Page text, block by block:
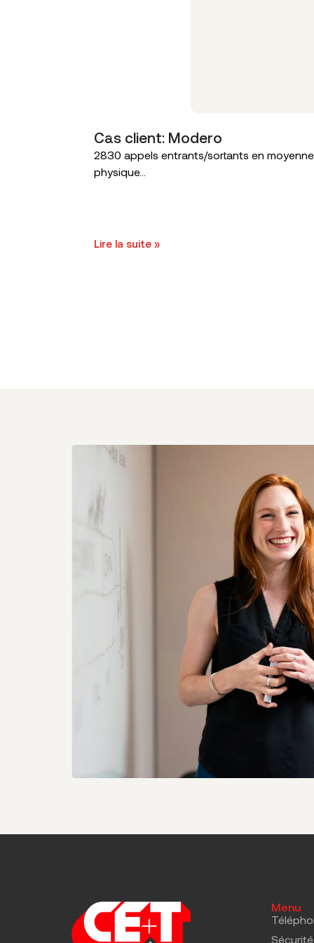
Cas client: Modero
2830 appels entrants/sortants en
physique...
Lire la suite »
Menu
Sécurité